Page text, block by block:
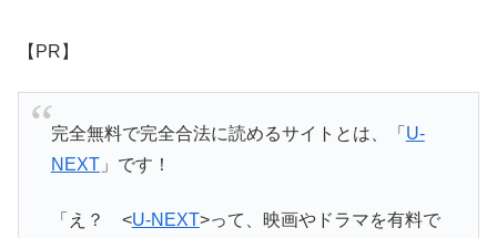
【PR】
完全無料で完全合法に読めるサイトとは、「 U-
NEXT」です！
「え？ <U-NEXT>って、映画やドラマを有料で